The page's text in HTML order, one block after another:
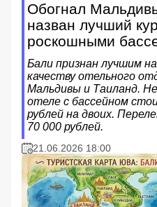
Обогнал
назван лучший
роскошными
Бали признан лучшим
качеству отельного
Мальдивы и Таиланд.
отеле с бассейном
рублей на двоих.
70 000 рублей.
21.06.2026 18:00